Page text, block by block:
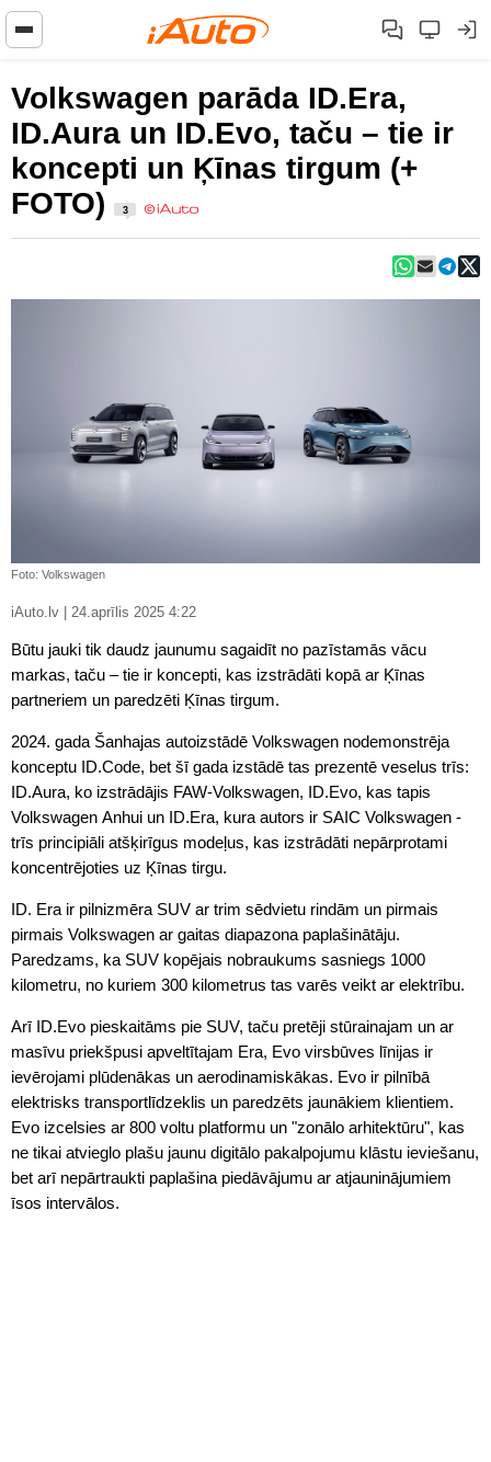
Volkswagen parāda ID.Era,
ID.Aura un ID.Evo, taču – tie ir
koncepti un Ķīnas tirgum (+
FOTO)
3
Foto: Volkswagen
iAuto.lv | 24.aprīlis 2025 4:22
Būtu jauki tik daudz jaunumu sagaidīt no pazīstamās vācu
markas, taču – tie ir koncepti, kas izstrādāti kopā ar Ķīnas
partneriem un paredzēti Ķīnas tirgum.
2024. gada Šanhajas autoizstādē Volkswagen nodemonstrēja
konceptu ID.Code, bet šī gada izstādē tas prezentē veselus trīs:
ID.Aura, ko izstrādājis FAW-Volkswagen, ID.Evo, kas tapis
Volkswagen Anhui un ID.Era, kura autors ir SAIC Volkswagen -
trīs principiāli atšķirīgus modeļus, kas izstrādāti nepārprotami
koncentrējoties uz Ķīnas tirgu.
ID. Era ir pilnizmēra SUV ar trim sēdvietu rindām un pirmais
pirmais Volkswagen ar gaitas diapazona paplašinātāju.
Paredzams, ka SUV kopējais nobraukums sasniegs 1000
kilometru, no kuriem 300 kilometrus tas varēs veikt ar elektrību.
Arī ID.Evo pieskaitāms pie SUV, taču pretēji stūrainajam un ar
masīvu priekšpusi apveltītajam Era, Evo virsbūves līnijas ir
ievērojami plūdenākas un aerodinamiskākas. Evo ir pilnībā
elektrisks transportlīdzeklis un paredzēts jaunākiem klientiem.
Evo izcelsies ar 800 voltu platformu un "zonālo arhitektūru", kas
ne tikai atvieglo plašu jaunu digitālo pakalpojumu klāstu ieviešanu,
bet arī nepārtraukti paplašina piedāvājumu ar atjauninājumiem
īsos intervālos.